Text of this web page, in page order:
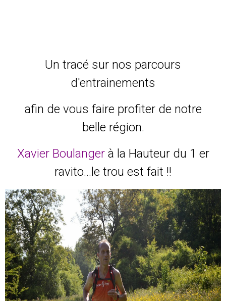
Un tracé sur nos parcours
d'entrainements
afin de vous faire profiter de notre
belle région.
Xavier Boulangerà la Hauteur du 1 er
ravito...le trou est fait !!